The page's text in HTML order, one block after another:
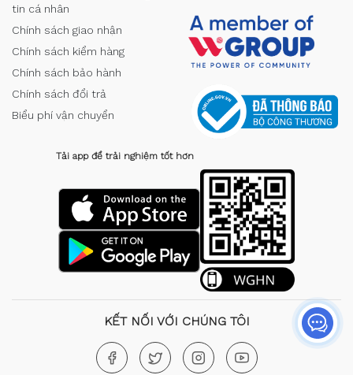
tin cá nhân
Chính sách giao nhận
Chính sách kiểm hàng
Chính sách bảo hành
Chính sách đổi trả
Biểu phí vận chuyển
Tải app để trải nghiệm tốt hơn
KẾT NỐI VỚI CHÚNG TÔI